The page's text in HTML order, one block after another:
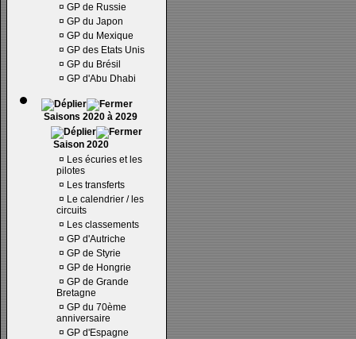
¤ GP de Russie
¤ GP du Japon
¤ GP du Mexique
¤ GP des Etats Unis
¤ GP du Brésil
¤ GP d'Abu Dhabi
Saisons 2020 à 2029
Saison 2020
¤ Les écuries et les
pilotes
¤ Les transferts
¤ Le calendrier / les
circuits
¤ Les classements
¤ GP d'Autriche
¤ GP de Styrie
¤ GP de Hongrie
¤ GP de Grande
Bretagne
¤ GP du 70ème
anniversaire
¤ GP d'Espagne